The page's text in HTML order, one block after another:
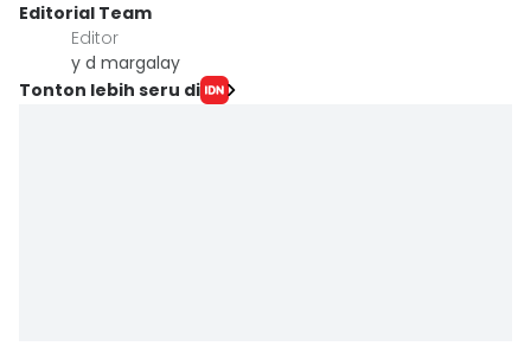
Editorial Team
Editor
y d margalay
Tonton lebih seru di